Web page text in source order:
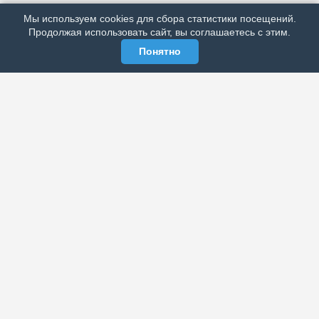
МЫ В СОЦСЕТЯХ
Мы используем cookies для сбора статистики посещений.
Продолжая использовать сайт, вы соглашаетесь с этим.
Понятно